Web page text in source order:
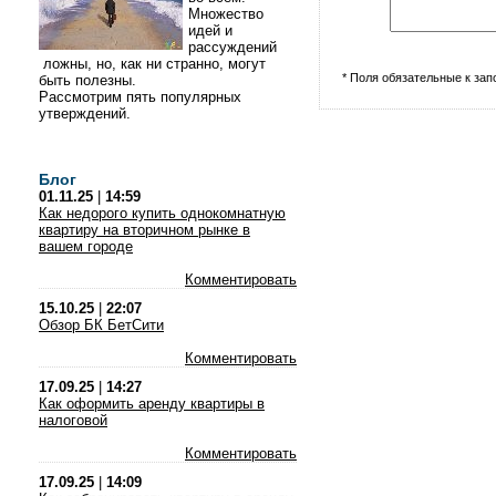
Множество
идей и
рассуждений
ложны, но, как ни странно, могут
быть полезны.
Рассмотрим пять популярных
утверждений.
Блог
01.11.25
14:59
Как недорого купить однокомнатную
квартиру на вторичном рынке в
вашем городе
Комментировать
15.10.25
22:07
Обзор БК БетСити
Комментировать
17.09.25
14:27
Как оформить аренду квартиры в
налоговой
Комментировать
17.09.25
14:09
* Поля обязательные к